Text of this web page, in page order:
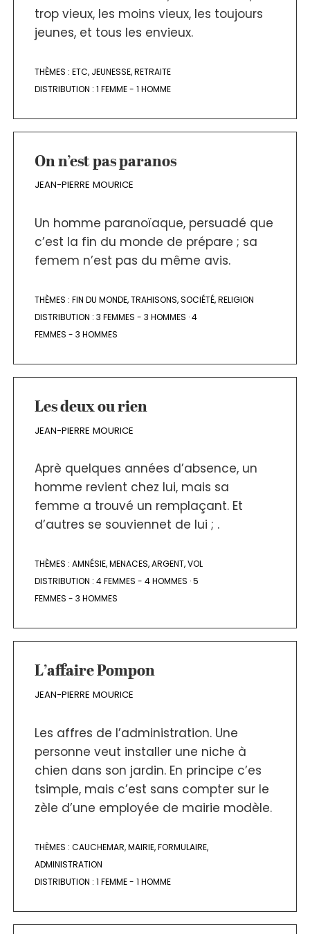
trop vieux, les moins vieux, les toujours
jeunes, et tous les envieux.
THÈMES : ETC, JEUNESSE,RETRAITE
DISTRIBUTION : 1 FEMME - 1 HOMME
On n’est pas paranos
JEAN-PIERRE MOURICE
Un homme paranoïaque, persuadé que
c’est la fin du monde de prépare ; sa
femem n’est pas du même avis.
THÈMES : FIN DU MONDE,TRAHISONS,SOCIÉTÉ,RELIGION
DISTRIBUTION : 3 FEMMES - 3 HOMMES ·4
FEMMES - 3 HOMMES
Les deux ou rien
JEAN-PIERRE MOURICE
Aprè quelques années d’absence, un
homme revient chez lui, mais sa
femme a trouvé un remplaçant. Et
d’autres se souviennet de lui ; .
THÈMES : AMNÉSIE,MENACES,ARGENT,VOL
DISTRIBUTION : 4 FEMMES - 4 HOMMES ·5
FEMMES - 3 HOMMES
L’affaire Pompon
JEAN-PIERRE MOURICE
Les affres de l’administration. Une
personne veut installer une niche à
chien dans son jardin. En principe c’es
tsimple, mais c’est sans compter sur le
zèle d’une employée de mairie modèle.
THÈMES : CAUCHEMAR,MAIRIE,FORMULAIRE,
ADMINISTRATION
DISTRIBUTION : 1 FEMME - 1 HOMME